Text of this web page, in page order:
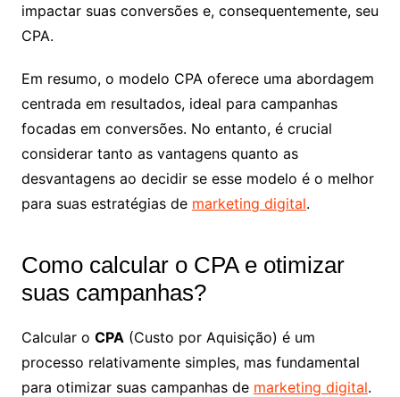
impactar suas conversões e, consequentemente, seu
CPA.
Em resumo, o modelo CPA oferece uma abordagem
centrada em resultados, ideal para campanhas
focadas em conversões. No entanto, é crucial
considerar tanto as vantagens quanto as
desvantagens ao decidir se esse modelo é o melhor
para suas estratégias de marketing digital.
Como calcular o CPA e otimizar
suas campanhas?
Calcular o CPA (Custo por Aquisição) é um
processo relativamente simples, mas fundamental
para otimizar suas campanhas de marketing digital.